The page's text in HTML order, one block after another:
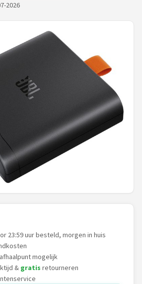
2026
23:59 uur besteld, morgen in huis
mogelijk
& gratis retourneren